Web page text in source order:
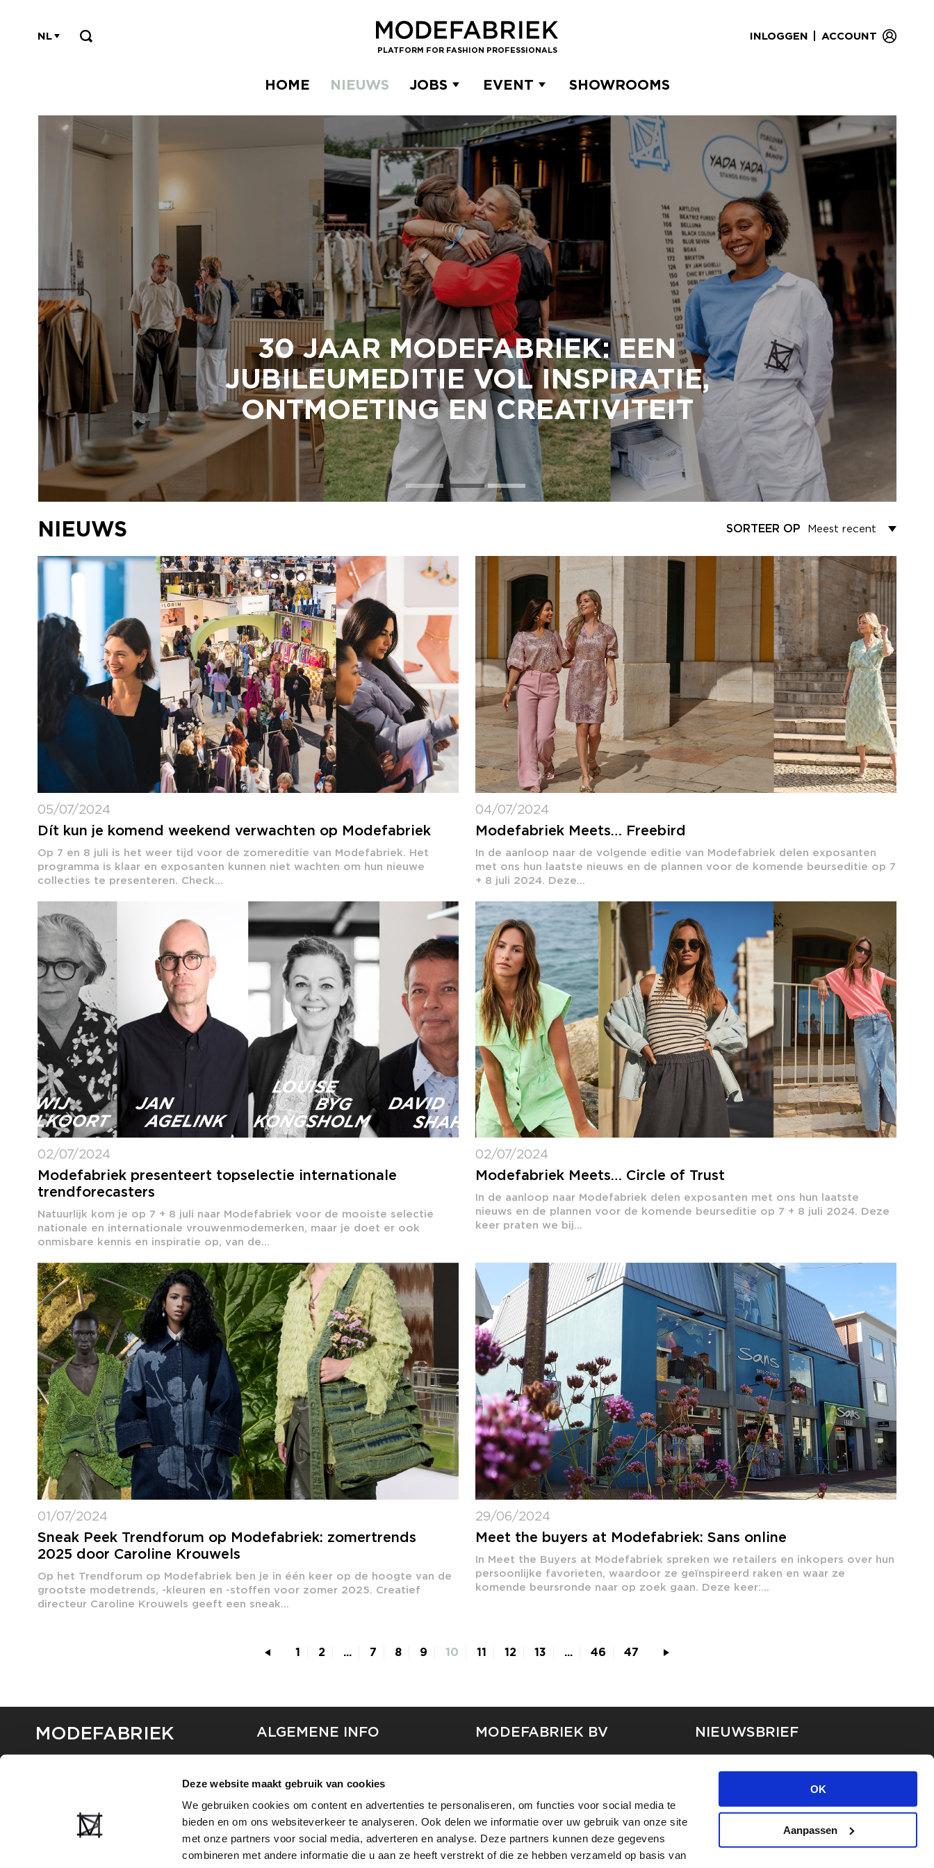
Deze website maakt gebruik van cookies
We gebruiken cookies om content en advertenties te personaliseren, om functies voor social media te
bieden en om ons websiteverkeer te analyseren. Ook delen we informatie over uw gebruik van onze site
met onze partners voor social media, adverteren en analyse. Deze partners kunnen deze gegevens
combineren met andere informatie die u aan ze heeft verstrekt of die ze hebben verzameld op basis van
OK
Aanpassen
PLATFORM FOR FASHION PROFESSIONALS
INLOGGEN ACCOUNT
NL
HOME NIEUWS JOBS EVENT SHOWROOMS
30 JAAR MODEFABRIEK: EEN
JUBILEUMEDITIE VOL INSPIRATIE,
ONTMOETING EN CREATIVITEIT
NIEUWS SORTEER OP
05/07/2024
Dít kun je komend weekend verwachten op Modefabriek
Op 7 en 8 juli is het weer tijd voor de zomereditie van Modefabriek. Het
programma is klaar en exposanten kunnen niet wachten om hun nieuwe
collecties te presenteren. Check...
04/07/2024
Modefabriek Meets… Freebird
In de aanloop naar de volgende editie van Modefabriek delen exposanten
met ons hun laatste nieuws en de plannen voor de komende beurseditie op 7
+ 8 juli 2024. Deze...
02/07/2024
Modefabriek presenteert topselectie internationale
trendforecasters
Natuurlijk kom je op 7 + 8 juli naar Modefabriek voor de mooiste selectie
nationale en internationale vrouwenmodemerken, maar je doet er ook
onmisbare kennis en inspiratie op, van de...
02/07/2024
Modefabriek Meets… Circle of Trust
In de aanloop naar Modefabriek delen exposanten met ons hun laatste
nieuws en de plannen voor de komende beurseditie op 7 + 8 juli 2024. Deze
keer praten we bij...
01/07/2024
Sneak Peek Trendforum op Modefabriek: zomertrends
2025 door Caroline Krouwels
Op het Trendforum op Modefabriek ben je in één keer op de hoogte van de
grootste modetrends, -kleuren en -stoffen voor zomer 2025. Creatief
directeur Caroline Krouwels geeft een sneak...
29/06/2024
Meet the buyers at Modefabriek: Sans online
In Meet the Buyers at Modefabriek spreken we retailers en inkopers over hun
persoonlijke favorieten, waardoor ze geïnspireerd raken en waar ze
komende beursronde naar op zoek gaan. Deze keer:...
1 2 ... 7 8 9 10 11 12 13 ... 46 47
MODEFABRIEK ALGEMENE INFO
CONTACT
PARTNERS
ADVERTEREN
MODEFABRIEK BV
SHIFT
NIEUWSBRIEF
laatste nieuws via de
INSCHRIJVEN